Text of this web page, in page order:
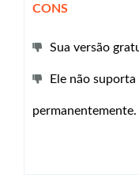
CONS
Sua versão
Ele não
permanentemente.